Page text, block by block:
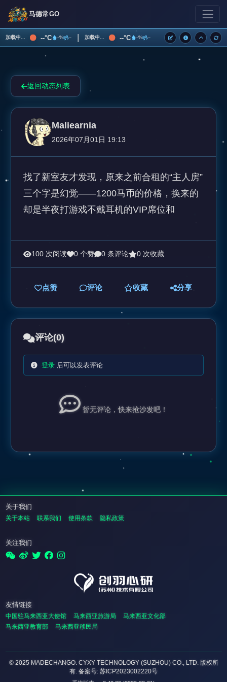
马德常GO
加载中... --°C --% -- | 加载中... --°C --% --
返回动态列表
Maliearnia
2026年07月01日 19:13
找了新室友才发现，原来之前合租的“主人房”
三个字是幻觉——1200马币的价格，换来的
却是半夜打游戏不戴耳机的VIP席位和
100 次阅读 0 个赞 0 条评论 0 次收藏
点赞 评论 收藏 分享
评论(0)
登录后可以发表评论
暂无评论，快来抢沙发吧！
关于我们
关于本站 联系我们 使用条款 隐私政策
关注我们
友情链接
中国驻马来西亚大使馆 马来西亚旅游局
马来西亚文化部
马来西亚教育部
马来西亚移民局
© 2025 MADECHANGO. CYXY TECHNOLOGY (SUZHOU) CO., LTD. 版权所
有. 备案号: 苏ICP2023002220号